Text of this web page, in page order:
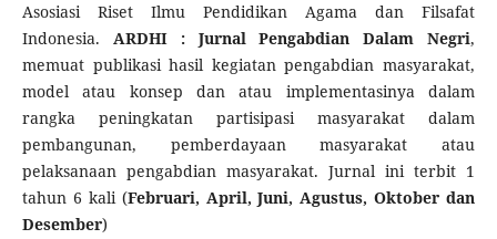
Asosiasi Riset Ilmu Pendidikan Agama dan Filsafat
Indonesia. ARDHI : Jurnal Pengabdian Dalam Negri,
memuat publikasi hasil kegiatan pengabdian masyarakat,
model atau konsep dan atau implementasinya dalam
rangka peningkatan partisipasi masyarakat dalam
pembangunan, pemberdayaan masyarakat atau
pelaksanaan pengabdian masyarakat. Jurnal ini terbit 1
tahun 6 kali (Februari, April, Juni, Agustus, Oktober dan
Desember)